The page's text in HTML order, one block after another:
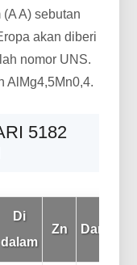
A) sebutan
akan diberi
nomor UNS.
AlMg4,5Mn0,4.
5182
Di
dalam
Zn Dari